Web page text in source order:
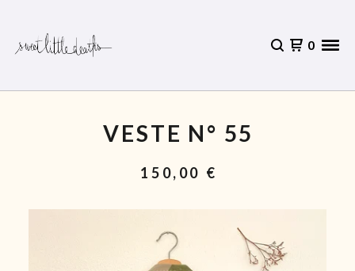
0
VESTE N° 55
150,00 €